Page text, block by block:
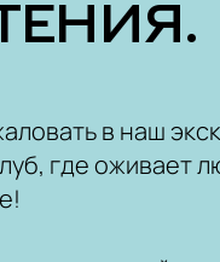
в наш
где оживает